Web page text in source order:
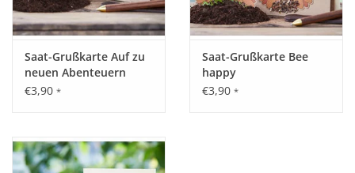
Saat-Grußkarte Auf zu
neuen Abenteuern
€3,90 *
Saat-Grußkarte Bee
happy
€3,90 *